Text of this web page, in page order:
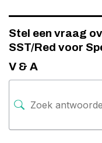
Stel een vraag
SST/Red voor
V & A